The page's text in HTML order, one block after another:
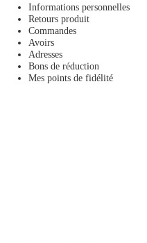
Informations personnelles
Retours produit
Commandes
Avoirs
Adresses
Bons de réduction
Mes points de fidélité